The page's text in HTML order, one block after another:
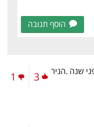
הוסף תגובה
שנה .הניר
3
1